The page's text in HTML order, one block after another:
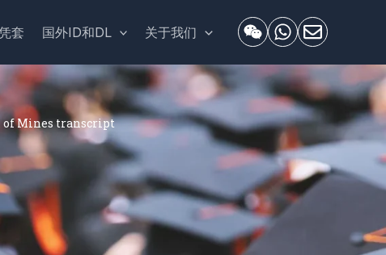
套 国外ID和DL 关于我们
of Mines transcript